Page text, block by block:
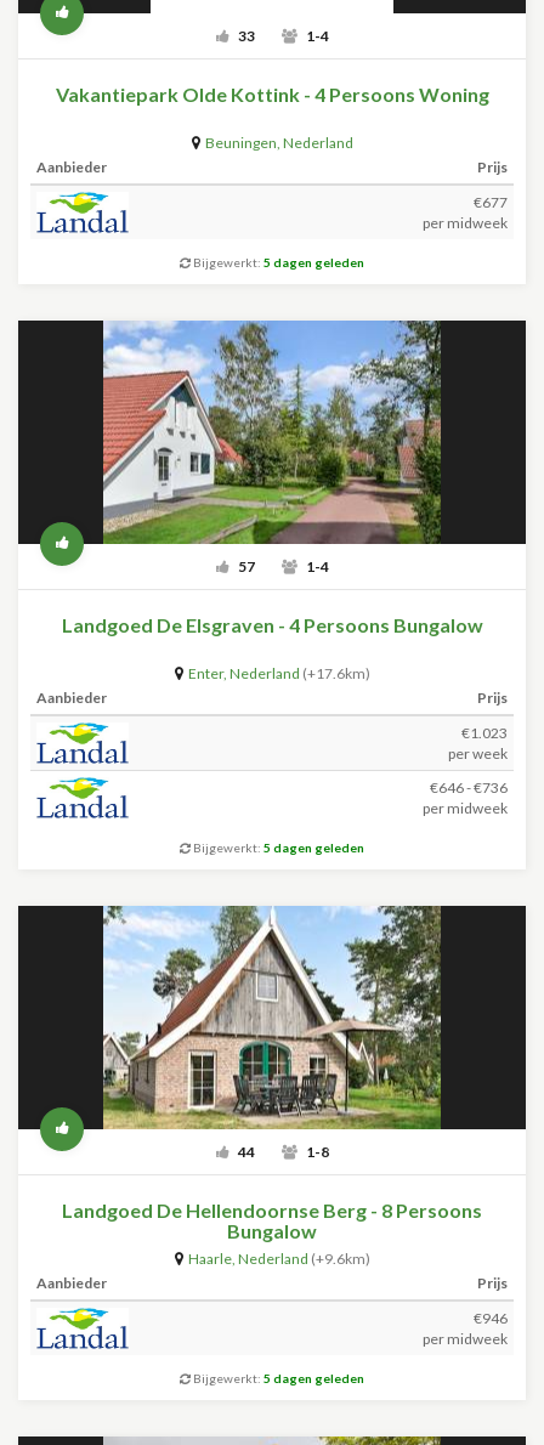
33 1-4
Vakantiepark Olde Kottink - 4 Persoons Woning
Beuningen, Nederland
Aanbieder
Prijs
€677
per midweek
Bijgewerkt: 5 dagen geleden
57 1-4
Landgoed De Elsgraven - 4 Persoons Bungalow
Enter, Nederland (+17.6km)
Aanbieder
Prijs
€1.023
per week
€646 - €736
per midweek
Bijgewerkt: 5 dagen geleden
44 1-8
Landgoed De Hellendoornse Berg - 8 Persoons
Bungalow
Haarle, Nederland (+9.6km)
Aanbieder
Prijs
€946
per midweek
Bijgewerkt: 5 dagen geleden